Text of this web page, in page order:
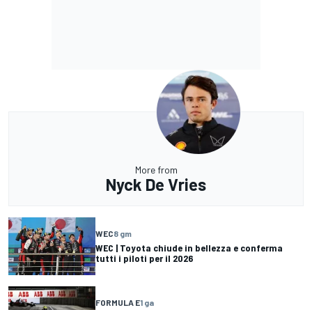
More from
Nyck De Vries
WEC8 gm
WEC | Toyota chiude in bellezza e conferma
tutti i piloti per il 2026
FORMULA E1 ga